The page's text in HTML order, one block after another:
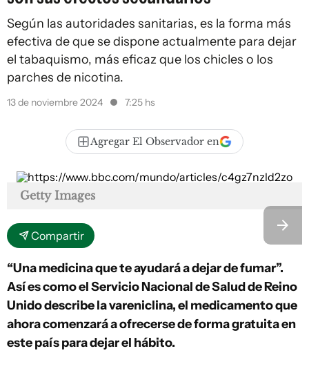
Según las autoridades sanitarias, es la forma más
efectiva de que se dispone actualmente para dejar
el tabaquismo, más eficaz que los chicles o los
parches de nicotina.
13 de noviembre 2024 7:25 hs
Agregar El Observador en
Getty Images
Compartir
“Una medicina que te ayudará a dejar de fumar”.
Así es como el Servicio Nacional de Salud de Reino
Unido describe la vareniclina, el medicamento que
ahora comenzará a ofrecerse de forma gratuita en
este país para dejar el hábito.